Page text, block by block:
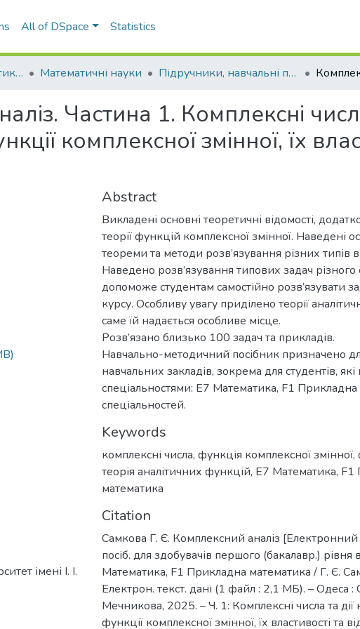
All of DSpace Statistics
08. Факультет математики, фізики та інформаційних технологій Математичні науки Підручники, навчальні посібники та інші науково- та навчально-методичні праці ФМФІТ (Математичні науки)
Частина 1. Комплексні
комплексної змінної, їх
імені І. І.
Abstract
Викладені основні теоретичні відомості,
теорії функцій комплексної змінної. Наведені
теореми та методи розв’язування різних типів
Наведено розв’язування типових задач різного
допоможе студентам самостійно розв’язувати
курсу. Особливу увагу приділено теорії
саме їй надається особливе місце.
Розв’язано близько 100 задач та прикладів.
Навчально-методичний посібник призначено
навчальних закладів, зокрема для студентів,
спеціальностями: E7 Математика, F1
спеціальностей.
Keywords
комплексні числа, функція комплексної змінної,
теорія аналітичних функцій, Е7 Математика, F1
математика
Citation
Самкова Г. Є. Комплексний аналіз [Електронний
посіб. для здобувачів першого (бакалавр.)
Математика, F1 Прикладна математика / Г. Є.
Електрон. текст. дані (1 файл : 2,1 МБ). – Одеса :
Мечникова, 2025. – Ч. 1: Комплексні числа та
функції комплексної змінної, їх властивості та